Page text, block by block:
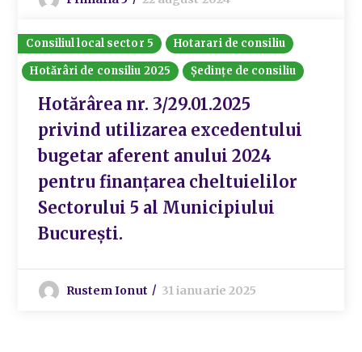
Consiliul local sector 5
Hotarari de consiliu
Hotărâri de consiliu 2025
Ședințe de consiliu
Hotărârea nr. 3/29.01.2025
privind utilizarea excedentului
bugetar aferent anului 2024
pentru finanțarea cheltuielilor
Sectorului 5 al Municipiului
București.
Rustem Ionut 31 ianuarie 2025